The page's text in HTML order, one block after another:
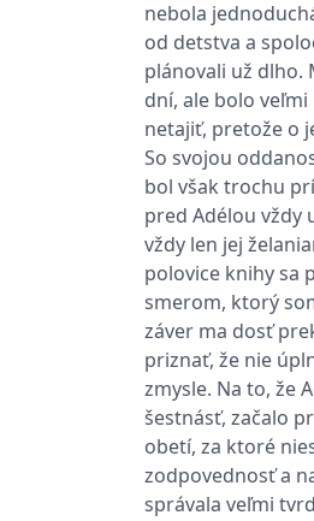
nebola
od detstva a
plánovali už dlho.
dní, ale bolo
netajiť, pretože o
So svojou
bol však trochu
pred Adélou vždy
vždy len jej
polovice knihy sa
smerom, ktorý
záver ma dosť
priznať, že nie
zmysle. Na to, že
šestnásť, začalo
obetí, za ktoré
zodpovednosť a
správala veľmi
Meta Platform
Inc.
.grada.cz
Microsoft
Corporation
.c.bing.com
1 rok
Microsoft
Corporation
.c.clarity.ms
10 minut
Google LLC
.grada.cz
Zavřením
Microsoft
Corporation
1 den